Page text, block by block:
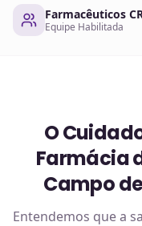
Farmacêuticos
Equipe Habilitada
O
Farmácia
Campo
Entendemos que a